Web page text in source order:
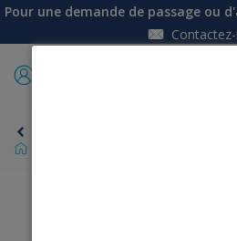
Pour une demande de passage ou